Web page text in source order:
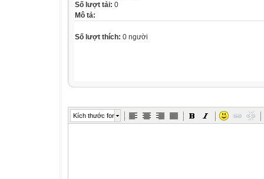
Số lượt tải: 0
Mô tả:
Số lượt thích: 0 người
Kích thước font